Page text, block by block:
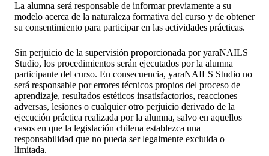
La alumna será responsable de informar previamente a su
modelo acerca de la naturaleza formativa del curso y de obtener
su consentimiento para participar en las actividades prácticas.
Sin perjuicio de la supervisión proporcionada por yaraNAILS
Studio, los procedimientos serán ejecutados por la alumna
participante del curso. En consecuencia, yaraNAILS Studio no
será responsable por errores técnicos propios del proceso de
aprendizaje, resultados estéticos insatisfactorios, reacciones
adversas, lesiones o cualquier otro perjuicio derivado de la
ejecución práctica realizada por la alumna, salvo en aquellos
casos en que la legislación chilena establezca una
responsabilidad que no pueda ser legalmente excluida o
limitada.